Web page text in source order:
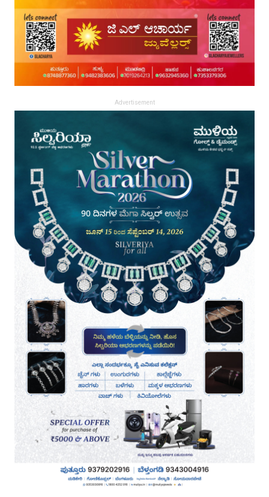
Advertisement